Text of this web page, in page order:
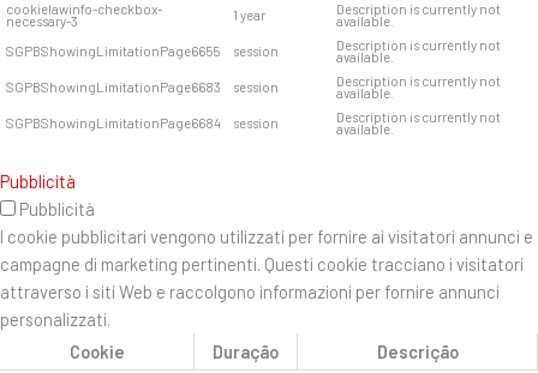
cookielawinfo-checkbox-
necessary-3 1 year Description is currently not
available.
SGPBShowingLimitationPage6655
session Description is currently not
available.
SGPBShowingLimitationPage6683
session Description is currently not
available.
SGPBShowingLimitationPage6684
session Description is currently not
available.
Pubblicità
Pubblicità
I cookie pubblicitari vengono utilizzati per fornire ai visitatori annunci e
campagne di marketing pertinenti. Questi cookie tracciano i visitatori
attraverso i siti Web e raccolgono informazioni per fornire annunci
personalizzati.
Cookie
Duração Descrição